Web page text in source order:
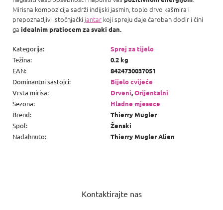
Mirisna kompozicija sadrži indijski jasmin, toplo drvo kašmira i
prepoznatljivi istočnjački jantar koji spreju daje čaroban dodir i čini
ga idealnim pratiocem za svaki dan.
Kategorija:
Sprej za tijelo
Težina:
0.2 kg
EAN:
8424730037051
Dominantni sastojci:
Bijelo cvijeće
Vrsta mirisa: Drveni,Orijentalni
Sezona:
Hladne mjesece
Brend:
Thierry Mugler
Spol:
Ženski
Nadahnuto: Thierry Mugler Alien
Kontaktirajte nas